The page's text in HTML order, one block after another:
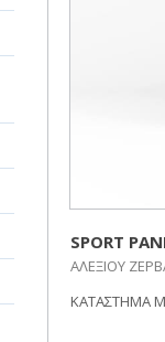
SPORT
ΑΛΕΞΙΟΥ
ΚΑΤΑΣΤΗΜΑ